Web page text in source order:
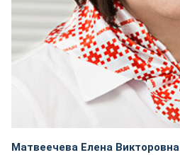
Матвеечева Елена Викторовна